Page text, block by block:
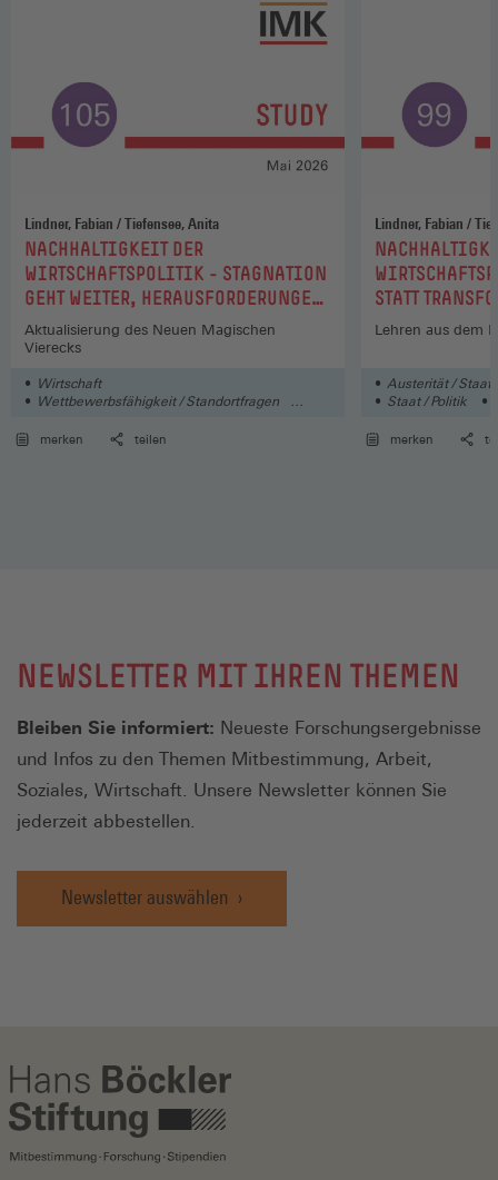
Lindner, Fabian / Tiefensee, Anita
:NACHHALTIGKEIT DER
WIRTSCHAFTSPOLITIK - STAGNATION
GEHT WEITER, HERAUSFORDERUNGEN
STEIGEN
Aktualisierung des Neuen Magischen
Vierecks
Wirtschaft
Wettbewerbsfähigkeit / Standortfragen
merken
teilen
:
STATT
Lehren aus dem
Austerität /
Staat / Politik
merken
NEWSLETTER MIT IHREN THEMEN
Bleiben Sie informiert: Neueste Forschungsergebnisse
und Infos zu den Themen Mitbestimmung, Arbeit,
Soziales, Wirtschaft. Unsere Newsletter können Sie
jederzeit abbestellen.
Newsletter auswählen